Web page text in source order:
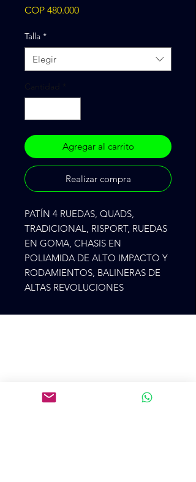
COP 480.000Precio
Talla *
Elegir
Agregar al carrito
Realizar compra
PATÍN 4 RUEDAS, QUADS,
TRADICIONAL, RISPORT, RUEDAS
EN GOMA, CHASIS EN
POLIAMIDA DE ALTO IMPACTO Y
RODAMIENTOS, BALINERAS DE
ALTAS REVOLUCIONES
colpatincomercial@gmail.com